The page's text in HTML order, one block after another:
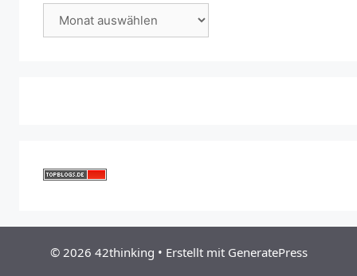
Archiv
© 2026 42thinking • Erstellt mit GeneratePress